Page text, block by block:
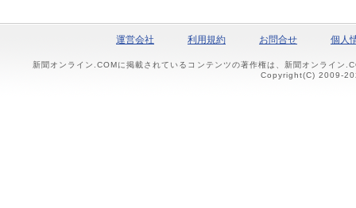
運営会社 利用規約 お問合せ 個人
新聞オンライン.COMに掲載されているコンテンツの著作権は、新聞オンライン
Copyright(C) 2009-